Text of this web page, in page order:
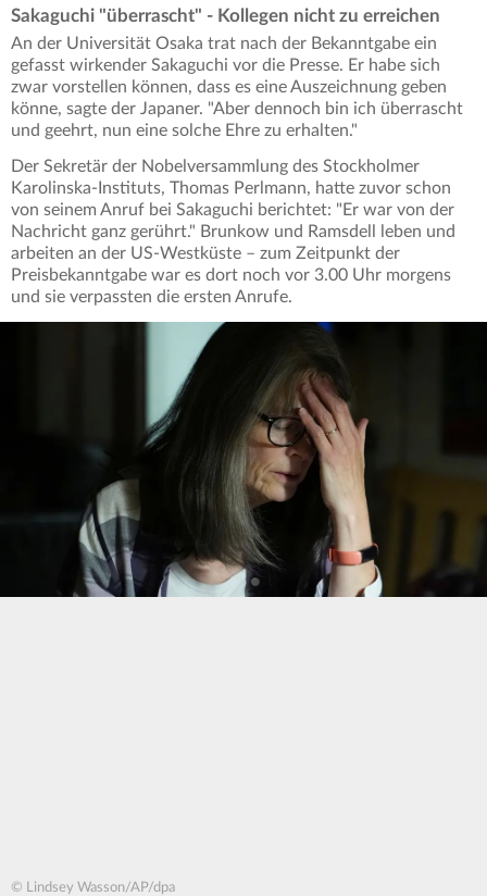
Sakaguchi "überrascht" - Kollegen nicht zu erreichen
An der Universität Osaka trat nach der Bekanntgabe ein
gefasst wirkender Sakaguchi vor die Presse. Er habe sich
zwar vorstellen können, dass es eine Auszeichnung geben
könne, sagte der Japaner. "Aber dennoch bin ich überrascht
und geehrt, nun eine solche Ehre zu erhalten."
Der Sekretär der Nobelversammlung des Stockholmer
Karolinska-Instituts, Thomas Perlmann, hatte zuvor schon
von seinem Anruf bei Sakaguchi berichtet: "Er war von der
Nachricht ganz gerührt." Brunkow und Ramsdell leben und
arbeiten an der US-Westküste – zum Zeitpunkt der
Preisbekanntgabe war es dort noch vor 3.00 Uhr morgens
und sie verpassten die ersten Anrufe.
© Lindsey Wasson/AP/dpa